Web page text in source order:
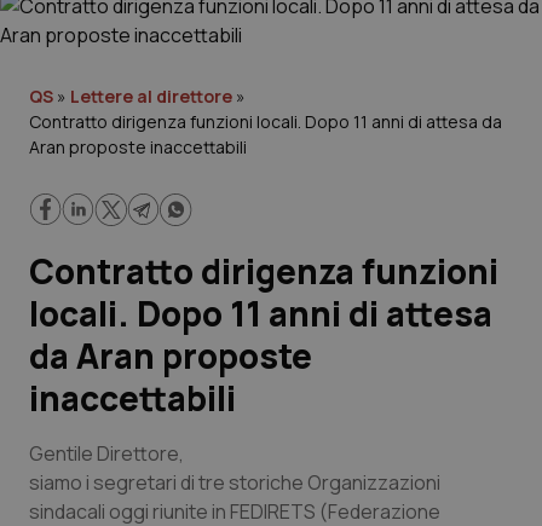
Governo e Parlamento
Regioni e Asl
Lavoro e Professioni
Scienza e Farmaci
Studi e Analisi
Lettere al direttore
Edizioni Regionali
QS » Lettere al direttore »
Contratto dirigenza funzioni locali. Dopo 11 anni di attesa da
Aran proposte inaccettabili
Contratto dirigenza funzioni
locali. Dopo 11 anni di attesa
da Aran proposte
inaccettabili
Gentile Direttore,
siamo i segretari di tre storiche Organizzazioni
sindacali oggi riunite in FEDIRETS (Federazione